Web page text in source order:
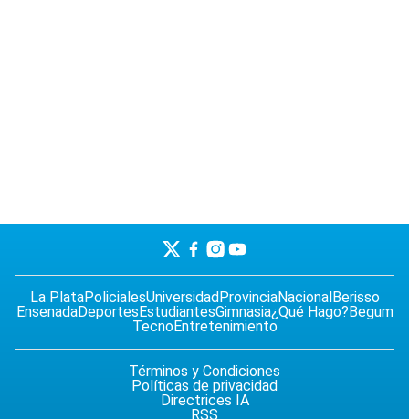
La PlataPolicialesUniversidadProvinciaNacionalBerisso
EnsenadaDeportesEstudiantesGimnasia¿Qué Hago?Begum
TecnoEntretenimiento
Términos y Condiciones
Políticas de privacidad
Directrices IA
RSS